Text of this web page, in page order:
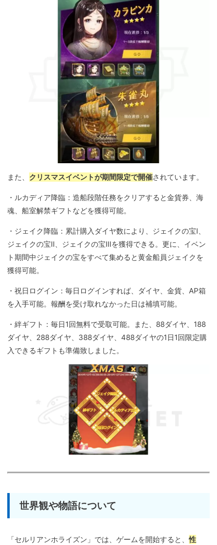
また、 クリスマスイベントが期間限定で開催されています。
・ルカディア降臨：造船段階任務をクリアすると金貨券、海
魂、船室解禁ギフトなどを獲得可能。
・ジェイク降臨：累計購入ダイヤ数により、ジェイクの宝I、
ジェイクの宝II、ジェイクの宝IIIを獲得できる。更に、イベン
ト期間中ジェイクの宝をすべて集めると黄金船員ジェイクを
獲得可能。
・祝日ログイン：毎日ログインすれば、ダイヤ、金貨、AP箱
を入手可能。報酬を受け取れなかった日は補填可能。
・絆ギフト：毎日1回無料で受取可能。また、88ダイヤ、188
ダイヤ、288ダイヤ、388ダイヤ、488ダイヤの1日1回限定購
入できるギフトも準備致しました。
世界観や物語について
「セルリアンホライズン」では、ゲームを開始すると、性